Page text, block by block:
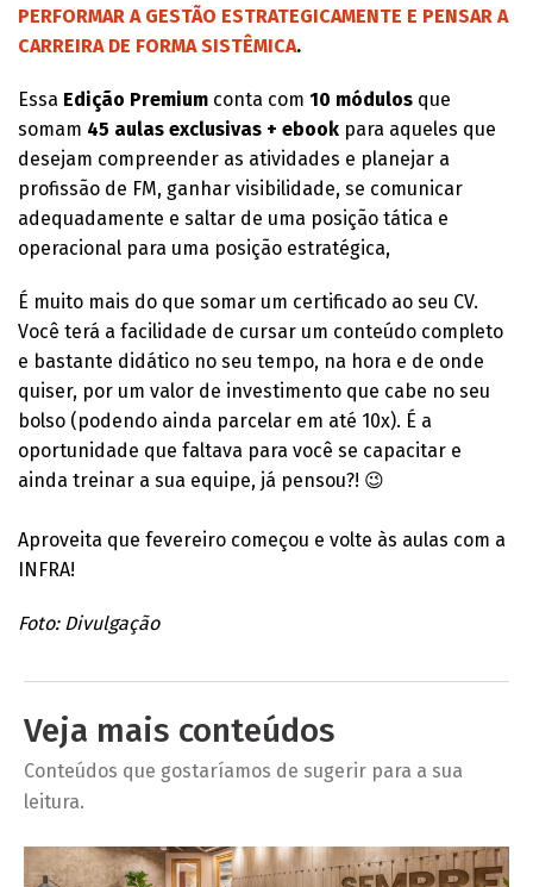
PERFORMAR A GESTÃO ESTRATEGICAMENTE E PENSAR A
CARREIRA DE FORMA SISTÊMICA.
Essa Edição Premium conta com 10 módulos que
somam 45 aulas exclusivas + ebook para aqueles que
desejam compreender as atividades e planejar a
profissão de FM, ganhar visibilidade, se comunicar
adequadamente e saltar de uma posição tática e
operacional para uma posição estratégica,
É muito mais do que somar um certificado ao seu CV.
Você terá a facilidade de cursar um conteúdo completo
e bastante didático no seu tempo, na hora e de onde
quiser, por um valor de investimento que cabe no seu
bolso (podendo ainda parcelar em até 10x). É a
oportunidade que faltava para você se capacitar e
ainda treinar a sua equipe, já pensou?! 😉
Aproveita que fevereiro começou e volte às aulas com a
INFRA!
Foto: Divulgação
Veja mais conteúdos
Conteúdos que gostaríamos de sugerir para a sua
leitura.